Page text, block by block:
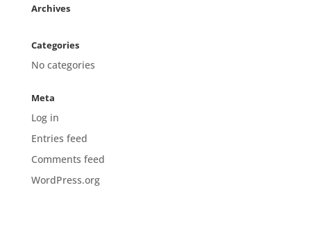
Archives
Categories
No categories
Meta
Log in
Entries feed
Comments feed
WordPress.org